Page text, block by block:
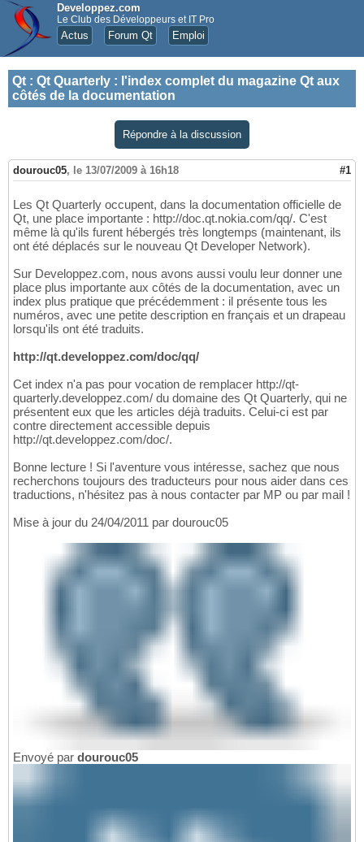
Developpez.com
Le Club des Développeurs et IT Pro
Actus Forum Qt Emploi
Qt : Qt Quarterly : l'index complet du magazine Qt aux
côtés de la documentation
Répondre à la discussion
dourouc05, le 13/07/2009 à 16h18 #1
Les Qt Quarterly occupent, dans la documentation officielle de
Qt, une place importante : http://doc.qt.nokia.com/qq/. C'est
même là qu'ils furent hébergés très longtemps (maintenant, ils
ont été déplacés sur le nouveau Qt Developer Network).
Sur Developpez.com, nous avons aussi voulu leur donner une
place plus importante aux côtés de la documentation, avec un
index plus pratique que précédemment : il présente tous les
numéros, avec une petite description en français et un drapeau
lorsqu'ils ont été traduits.
http://qt.developpez.com/doc/qq/
Cet index n'a pas pour vocation de remplacer http://qt-
quarterly.developpez.com/ du domaine des Qt Quarterly, qui ne
présentent eux que les articles déjà traduits. Celui-ci est par
contre directement accessible depuis
http://qt.developpez.com/doc/.
Bonne lecture ! Si l'aventure vous intéresse, sachez que nous
recherchons toujours des traducteurs pour nous aider dans ces
traductions, n'hésitez pas à nous contacter par MP ou par mail !
Mise à jour du 24/04/2011 par dourouc05
Envoyé par dourouc05